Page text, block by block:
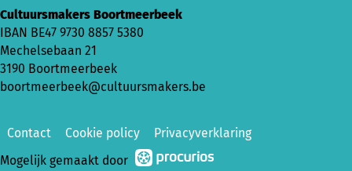
Cultuursmakers Boortmeerbeek
IBAN BE47 9730 8857 5380
Mechelsebaan 21
3190 Boortmeerbeek
boortmeerbeek@cultuursmakers.be
Contact Cookie policy
Privacyverklaring
Mogelijk gemaakt door